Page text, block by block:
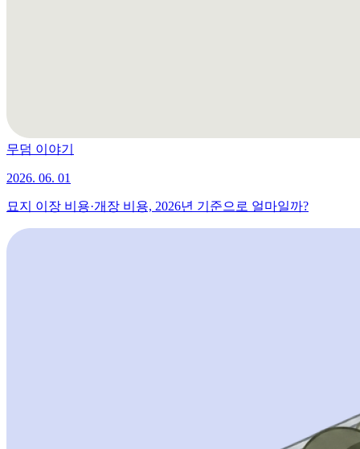
무덤 이야기
2026. 06. 01
묘지 이장 비용·개장 비용, 2026년 기준으로 얼마일까?